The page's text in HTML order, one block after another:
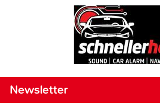
Newsletter